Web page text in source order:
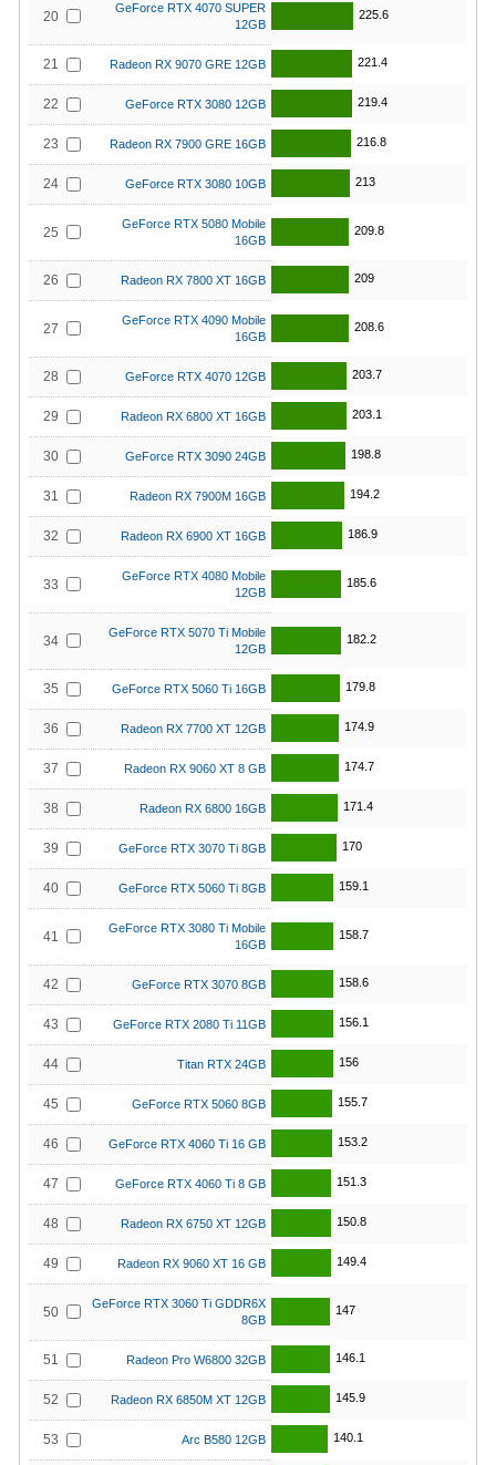
20
GeForce RTX 4070 SUPER
12GB
225.6
21 Radeon RX 9070 GRE 12GB 221.4
22 GeForce RTX 3080 12GB 219.4
23 Radeon RX 7900 GRE 16GB 216.8
24 GeForce RTX 3080 10GB 213
25
GeForce RTX 5080 Mobile
16GB
209.8
26 Radeon RX 7800 XT 16GB 209
27
GeForce RTX 4090 Mobile
16GB
208.6
28 GeForce RTX 4070 12GB 203.7
29 Radeon RX 6800 XT 16GB 203.1
30 GeForce RTX 3090 24GB 198.8
31 Radeon RX 7900M 16GB 194.2
32 Radeon RX 6900 XT 16GB 186.9
33
GeForce RTX 4080 Mobile
12GB
185.6
34
GeForce RTX 5070 Ti Mobile
12GB
182.2
35 GeForce RTX 5060 Ti 16GB 179.8
36 Radeon RX 7700 XT 12GB 174.9
37 Radeon RX 9060 XT 8 GB 174.7
38 Radeon RX 6800 16GB 171.4
39 GeForce RTX 3070 Ti 8GB 170
40 GeForce RTX 5060 Ti 8GB 159.1
41
GeForce RTX 3080 Ti Mobile
16GB
158.7
42 GeForce RTX 3070 8GB 158.6
43 GeForce RTX 2080 Ti 11GB 156.1
44 Titan RTX 24GB 156
45 GeForce RTX 5060 8GB 155.7
46 GeForce RTX 4060 Ti 16 GB 153.2
47 GeForce RTX 4060 Ti 8 GB 151.3
48 Radeon RX 6750 XT 12GB 150.8
49 Radeon RX 9060 XT 16 GB 149.4
50
GeForce RTX 3060 Ti GDDR6X
8GB
147
51 Radeon Pro W6800 32GB 146.1
52 Radeon RX 6850M XT 12GB 145.9
53 Arc B580 12GB 140.1